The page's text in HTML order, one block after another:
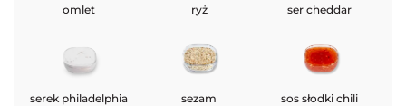
omlet ryż ser cheddar
serek philadelphia sezam sos słodki chili